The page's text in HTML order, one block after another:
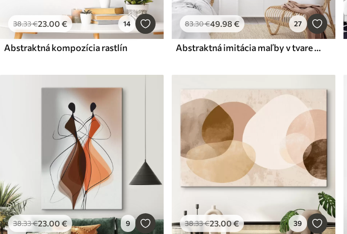
38.33€23.00 € 14
Abstraktná kompozícia rastlín
83.30€49.98 € 27
Abstraktná imitácia maľby v tvare okvetných lístkov
38.33€23.00 € 9 38.33€23.00€ 39